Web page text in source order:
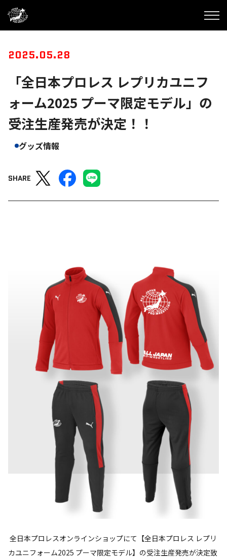
2025.05.28
「全日本プロレス レプリカユニフ
ォーム2025 プーマ限定モデル」の
受注生産発売が決定！！
グッズ情報
SHARE
全日本プロレスオンラインショップにて【全日本プロレス レプリ
カユニフォーム2025 プーマ限定モデル】の受注生産発売が決定致